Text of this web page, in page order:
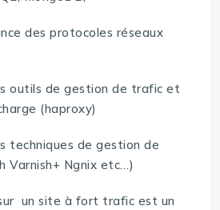
des protocoles réseaux
outils de gestion de trafic et
(haproxy)
techniques de gestion de
Varnish+ Ngnix etc…)
un site à fort trafic est un